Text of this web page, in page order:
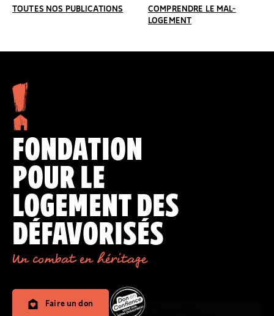
TOUTES NOS PUBLICATIONS
COMPRENDRE LE MAL-
LOGEMENT
FONDATION
POUR LE
LOGEMENT DES
DÉFAVORISÉS
Un combat en héritage
Faire un don